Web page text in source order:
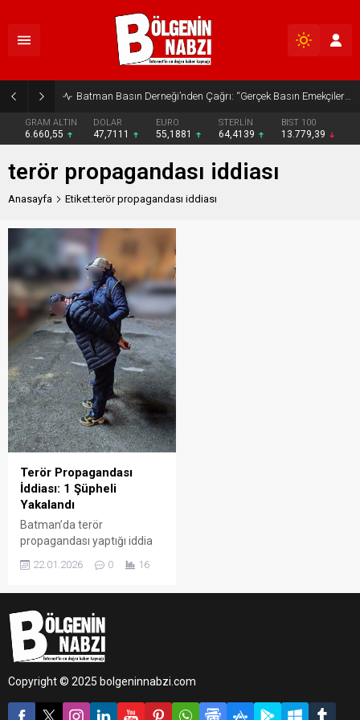
Batman Basın Derneği’nden Çağrı: “Gerçek Basın Emekçileri Desteklenmeli”
GRAM ALTIN
6.660,55
DOLAR
47,7111
EURO
55,1881
STERLİN
64,4139
BIST 100
13.779,39
terör propagandası iddiası
Anasayfa Etiket:terör propagandası iddiası
Terör Propagandası
İddiası: 1 Şüpheli
Yakalandı
Batman’da terör
propagandası yaptığı iddia
polis ekiplerince çalışma
22.01.2026 0 16
Copyright © 2025 bolgeninnabzi.com